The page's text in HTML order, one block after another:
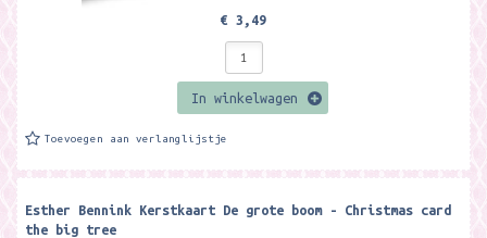
€ 3,49
In winkelwagen
Toevoegen aan verlanglijstje
Esther Bennink Kerstkaart De grote boom - Christmas card
the big tree